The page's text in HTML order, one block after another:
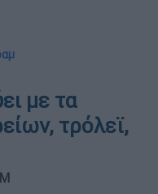
με τα
τρόλεϊ,